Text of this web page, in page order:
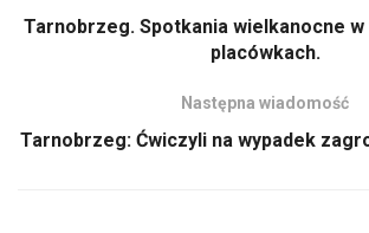
Tarnobrzeg. Spotkania wielkanocne
placówkach.
Następna wiadomość
Tarnobrzeg: Ćwiczyli na wypadek